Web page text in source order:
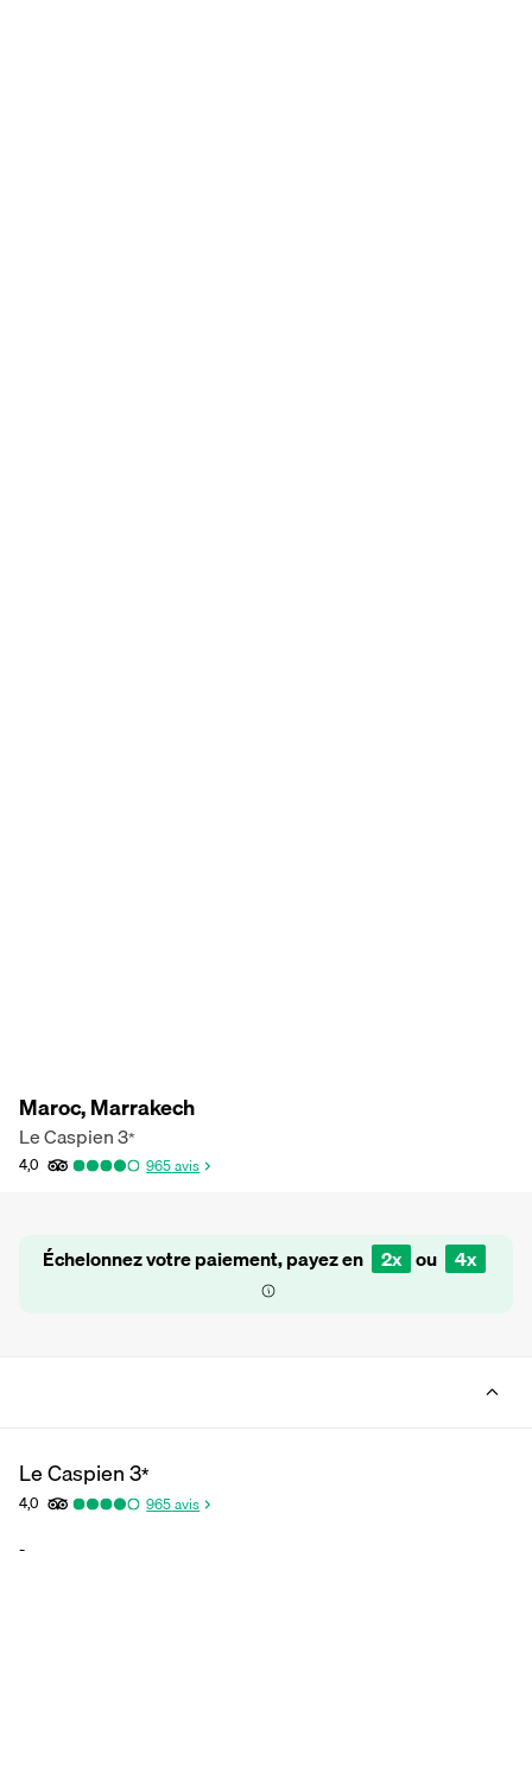
Maroc, Marrakech
Le Caspien3*
4,0 965avis
Échelonnez votre paiement, payez en 2x ou 4x
Le Caspien3*
4,0 965avis
-